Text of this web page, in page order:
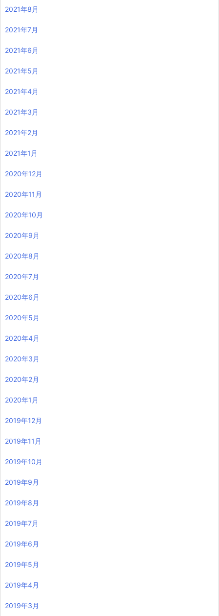
2021年8月
2021年7月
2021年6月
2021年5月
2021年4月
2021年3月
2021年2月
2021年1月
2020年12月
2020年11月
2020年10月
2020年9月
2020年8月
2020年7月
2020年6月
2020年5月
2020年4月
2020年3月
2020年2月
2020年1月
2019年12月
2019年11月
2019年10月
2019年9月
2019年8月
2019年7月
2019年6月
2019年5月
2019年4月
2019年3月